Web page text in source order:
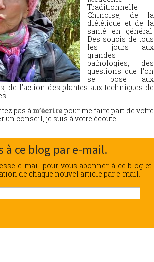
Traditionnelle
Chinoise, de la
diététique et de la
santé en général.
Des soucis de tous
les jours aux
grandes
pathologies, des
questions que l’on
se pose aux
de l’action des plantes aux techniques de
pas à m’écrire pour me faire part de votre
un conseil, je suis à votre écoute.
à ce blog par e-mail.
e-mail pour vous abonner à ce blog et
de chaque nouvel article par e-mail.